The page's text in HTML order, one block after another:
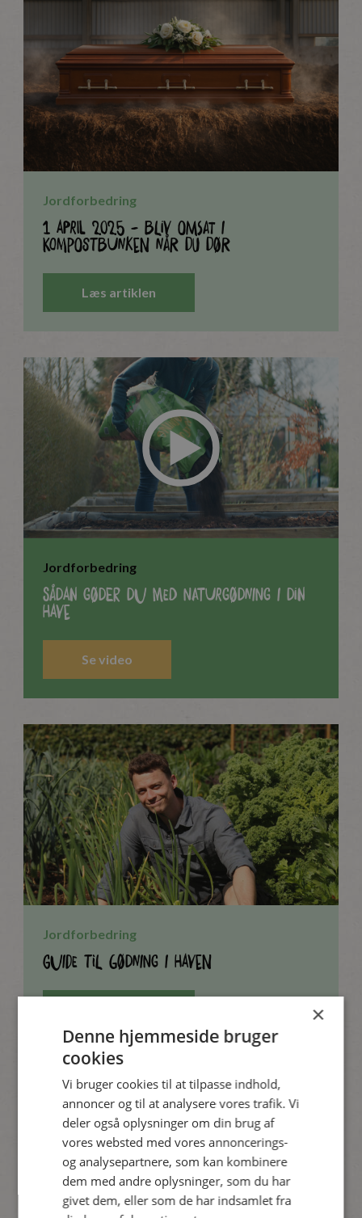
Jordforbedring
1 april 2025 - bliv omsat i
kompostbunken når du dør
Læs artiklen
Jordforbedring
Sådan gøder du med naturgødning i din
have
Se video
Jordforbedring
Guide til gødning i haven
×
Denne hjemmeside bruger
cookies
Vi bruger cookies til at tilpasse indhold,
annoncer og til at analysere vores trafik. Vi
deler også oplysninger om din brug af
vores websted med vores annoncerings-
og analysepartnere, som kan kombinere
dem med andre oplysninger, som du har
givet dem, eller som de har indsamlet fra